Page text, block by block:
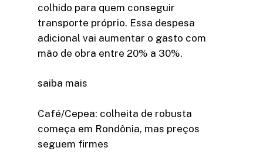
colhido para quem conseguir
transporte próprio. Essa despesa
adicional vai aumentar o gasto com
mão de obra entre 20% a 30%.
saiba mais
Café/Cepea: colheita de robusta
começa em Rondônia, mas preços
seguem firmes